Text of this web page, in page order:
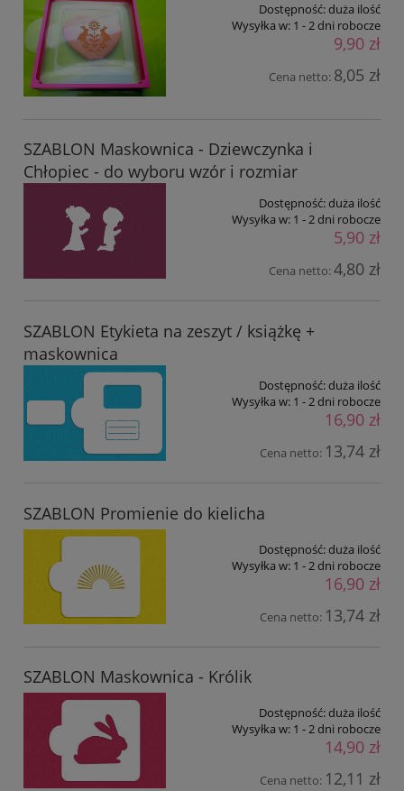
Dostępność:duża ilość
Wysyłka w: 1 - 2 dni robocze
9,90 zł
Cena netto: 8,05 zł
SZABLON Maskownica - Dziewczynka i
Chłopiec - do wyboru wzór i rozmiar
Dostępność:duża ilość
Wysyłka w: 1 - 2 dni robocze
5,90 zł
Cena netto:4,80 zł
SZABLON Etykieta na zeszyt / książkę +
maskownica
Dostępność:duża ilość
Wysyłka w: 1 - 2 dni robocze
16,90 zł
Cena netto: 13,74 zł
SZABLON Promienie do kielicha
Dostępność:duża ilość
Wysyłka w: 1 - 2 dni robocze
16,90 zł
Cena netto: 13,74 zł
SZABLON Maskownica - Królik
Dostępność:duża ilość
Wysyłka w: 1 - 2 dni robocze
14,90 zł
Cena netto: 12,11 zł